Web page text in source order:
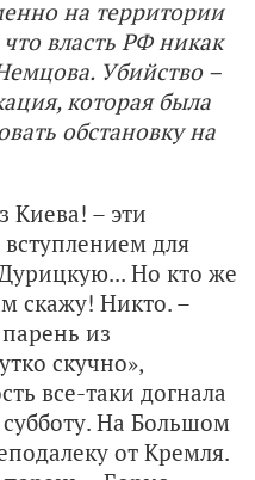
на территории
власть РФ никак
Убийство –
которая была
обстановку на
Киева! – эти
для
Но кто же
скажу! Никто. –
из
скучно»,
все-таки догнала
На Большом
от Кремля.